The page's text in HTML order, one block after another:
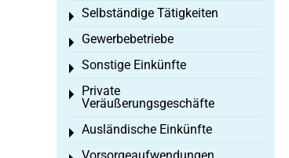
Selbständige Tätigkeiten
Toggle menu
Gewerbebetriebe
Toggle menu
Sonstige Einkünfte
Toggle menu
Private
Veräußerungsgeschäfte
Toggle menu
Ausländische Einkünfte
Toggle menu